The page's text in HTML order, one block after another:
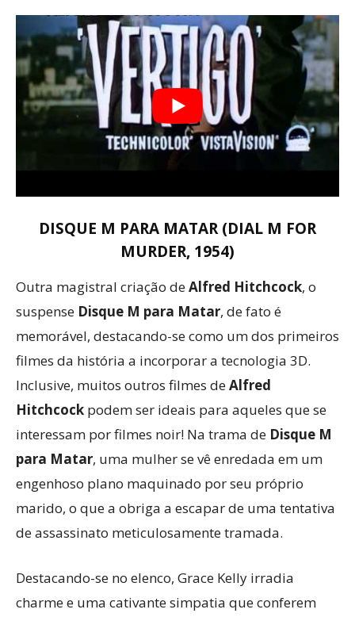
DISQUE M PARA MATAR (DIAL M FOR
MURDER, 1954)
Outra magistral criação deAlfred Hitchcock, o
suspense Disque M para Matar, de fato é
memorável, destacando-se como um dos primeiros
filmes da história a incorporar a tecnologia 3D.
Inclusive, muitos outros filmes deAlfred
Hitchcock podem ser ideais para aqueles que se
interessam por filmes noir! Na trama de Disque M
para Matar, uma mulher se vê enredada em um
engenhoso plano maquinado por seu próprio
marido, o que a obriga a escapar de uma tentativa
de assassinato meticulosamente tramada.
Destacando-se no elenco, Grace Kelly irradia
charme e uma cativante simpatia que conferem